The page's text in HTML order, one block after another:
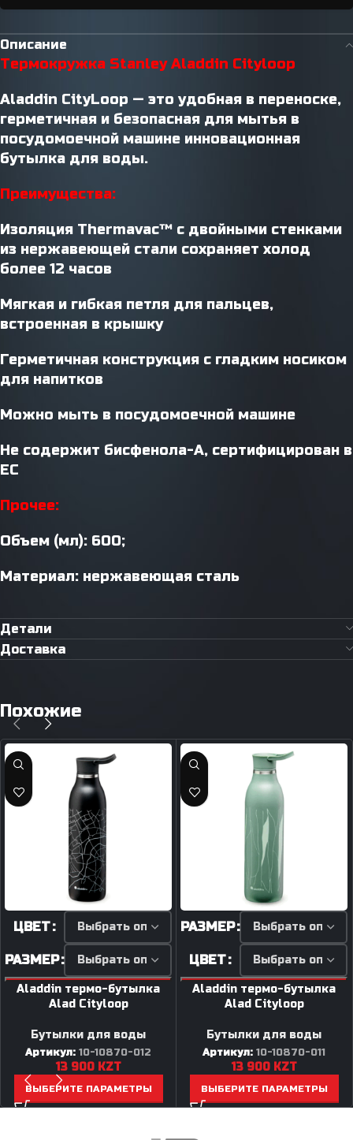
Описание
Термокружка Stanley Aladdin Cityloop
Aladdin CityLoop — это удобная в переноске,
герметичная и безопасная для мытья в
посудомоечной машине инновационная
бутылка для воды.
Преимущества:
Изоляция Thermavac™ с двойными стенками
из нержавеющей стали сохраняет холод
более 12 часов
Мягкая и гибкая петля для пальцев,
встроенная в крышку
Герметичная конструкция с гладким носиком
для напитков
Можно мыть в посудомоечной машине
Не содержит бисфенола-А, сертифицирован в
ЕС
Прочее:
Объем (мл): 600;
Материал: нержавеющая сталь
Детали
Доставка
Похожие
ЦВЕТ
РАЗМЕР
Aladdin термо-бутылка
Alad Cityloop
Бутылки для воды
Артикул: 10-10870-012
13 900 KZT
ВЫБЕРИТЕ ПАРАМЕТРЫ
РАЗМЕР
ЦВЕТ
Aladdin термо-бутылка
Alad Cityloop
Бутылки для воды
Артикул: 10-10870-011
13 900 KZT
ВЫБЕРИТЕ ПАРАМЕТРЫ